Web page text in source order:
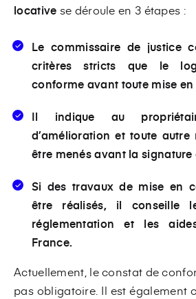
locative se déroule en 3 étapes :
Le commissaire de justice
critères stricts que le
conforme avant toute mise
Il indique au
d’amélioration et toute
être menés avant la signature
Si des travaux de mise en
être réalisés, il conseille
réglementation et les
France.
Actuellement, le constat de
pas obligatoire. Il est également